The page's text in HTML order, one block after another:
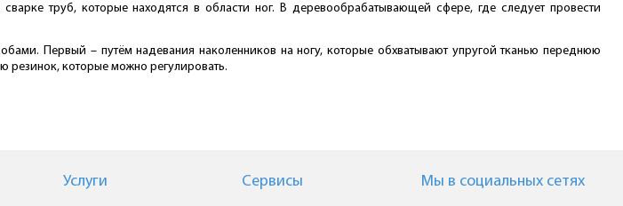
труб, которые находятся в области ног. В деревообрабатывающей сфере, где следует провести
Первый – путём надевания наколенников на ногу, которые обхватывают упругой тканью переднюю
резинок, которые можно регулировать.
Услуги Сервисы Мы в cоциальных сетях